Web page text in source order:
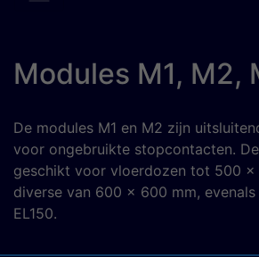
Modules M1, M2,
De modules M1 en M2 zijn
voor ongebruikte stopcontacten.
geschikt voor vloerdozen tot 500
diverse van 600 x 600 mm, evenals
EL150.